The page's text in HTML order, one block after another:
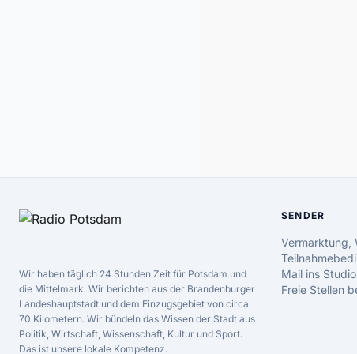
Wir haben täglich 24 Stunden Zeit für Potsdam und
die Mittelmark. Wir berichten aus der Brandenburger
Landeshauptstadt und dem Einzugsgebiet von circa
70 Kilometern. Wir bündeln das Wissen der Stadt aus
Politik, Wirtschaft, Wissenschaft, Kultur und Sport.
Das ist unsere lokale Kompetenz.
SENDER
Vermarktung,
Mail ins Studio
Freie Stellen